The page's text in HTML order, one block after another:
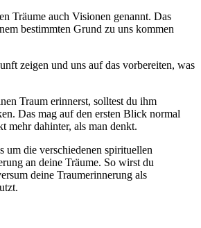
Träume auch Visionen genannt. Das
bestimmten Grund zu uns kommen
zeigen und uns auf das vorbereiten, was
Traum erinnerst, solltest du ihm
Das mag auf den ersten Blick normal
mehr dahinter, als man denkt.
um die verschiedenen spirituellen
an deine Träume. So wirst du
deine Traumerinnerung als